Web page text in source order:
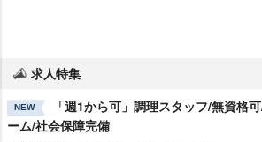
求人特集
NEW
「週1から可」調理スタッフ/無資格
ーム/社会保障完備